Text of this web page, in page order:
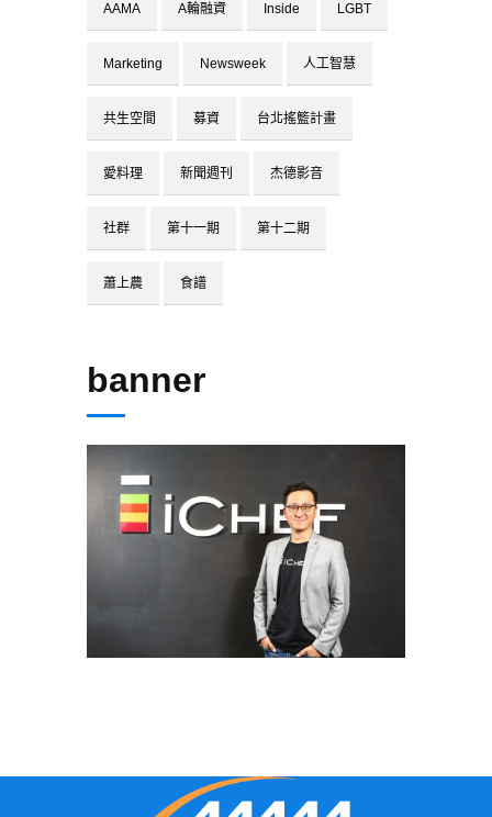
AAMA A輪融資 Inside LGBT
Marketing Newsweek 人工智慧
共生空間 募資 台北搖籃計畫
愛料理 新聞週刊 杰德影音
社群 第十一期 第十二期
蕭上農 食譜
banner